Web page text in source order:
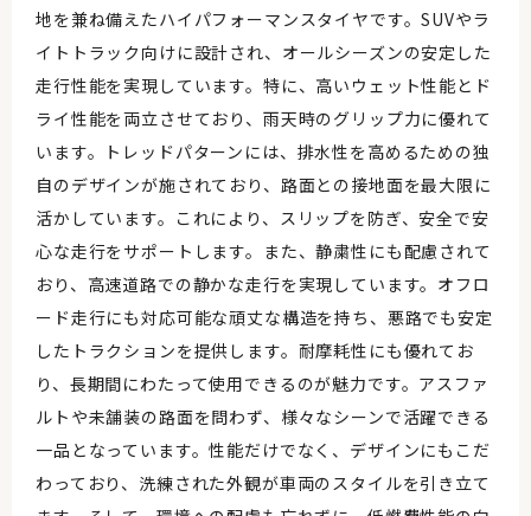
地を兼ね備えたハイパフォーマンスタイヤです。SUVやラ
イトトラック向けに設計され、オールシーズンの安定した
走行性能を実現しています。特に、高いウェット性能とド
ライ性能を両立させており、雨天時のグリップ力に優れて
います。トレッドパターンには、排水性を高めるための独
自のデザインが施されており、路面との接地面を最大限に
活かしています。これにより、スリップを防ぎ、安全で安
心な走行をサポートします。また、静粛性にも配慮されて
おり、高速道路での静かな走行を実現しています。オフロ
ード走行にも対応可能な頑丈な構造を持ち、悪路でも安定
したトラクションを提供します。耐摩耗性にも優れてお
り、長期間にわたって使用できるのが魅力です。アスファ
ルトや未舗装の路面を問わず、様々なシーンで活躍できる
一品となっています。性能だけでなく、デザインにもこだ
わっており、洗練された外観が車両のスタイルを引き立て